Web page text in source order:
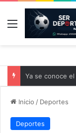
Menú
Ya se conoce el
Inicio / Deportes
Deportes